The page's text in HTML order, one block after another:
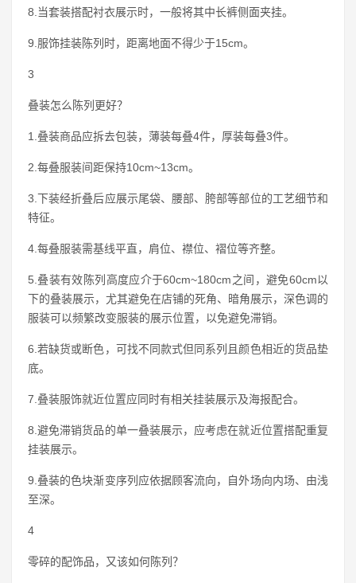
8.当套装搭配衬衣展示时，一般将其中长裤侧面夹挂。
9.服饰挂装陈列时，距离地面不得少于15cm。
3
叠装怎么陈列更好？
1.叠装商品应拆去包装，薄装每叠4件，厚装每叠3件。
2.每叠服装间距保持10cm~13cm。
3.下装经折叠后应展示尾袋、腰部、胯部等部位的工艺细节和
特征。
4.每叠服装需基线平直，肩位、襟位、褶位等齐整。
5.叠装有效陈列高度应介于60cm~180cm之间，避免60cm以
下的叠装展示，尤其避免在店铺的死角、暗角展示，深色调的
服装可以频繁改变服装的展示位置，以免避免滞销。
6.若缺货或断色，可找不同款式但同系列且颜色相近的货品垫
底。
7.叠装服饰就近位置应同时有相关挂装展示及海报配合。
8.避免滞销货品的单一叠装展示，应考虑在就近位置搭配重复
挂装展示。
9.叠装的色块渐变序列应依据顾客流向，自外场向内场、由浅
至深。
4
零碎的配饰品，又该如何陈列？